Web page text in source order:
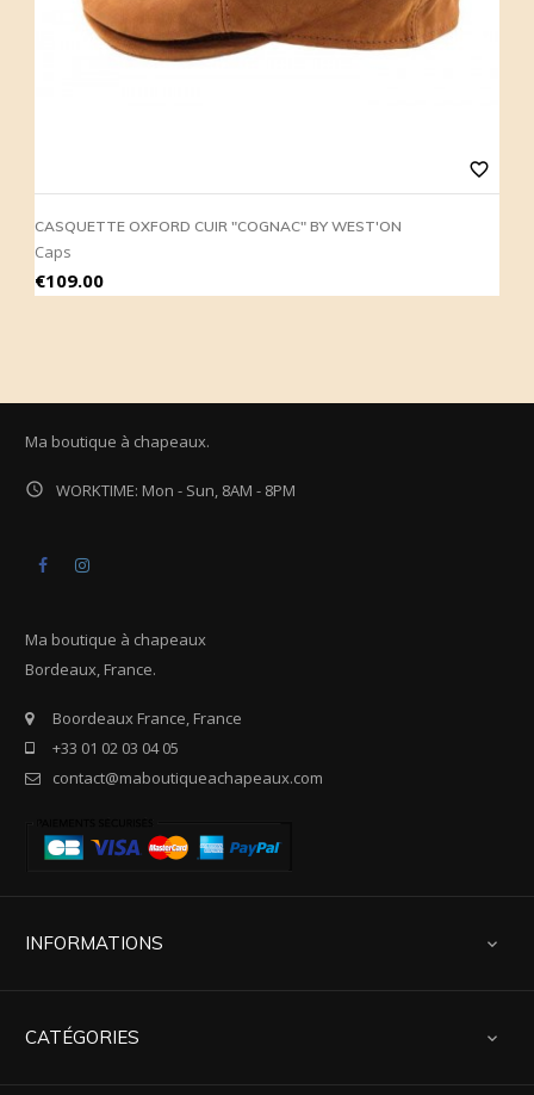
favorite_border
CASQUETTE OXFORD CUIR "COGNAC" BY WEST'ON
Caps
Price
€109.00
Ma boutique à chapeaux.
 WORKTIME: Mon - Sun, 8AM - 8PM
Facebook
Ma boutique à chapeaux
Bordeaux, France.
Boordeaux France, France
+33 01 02 03 04 05
contact@maboutiqueachapeaux.com
INFORMATIONS 
CATÉGORIES 